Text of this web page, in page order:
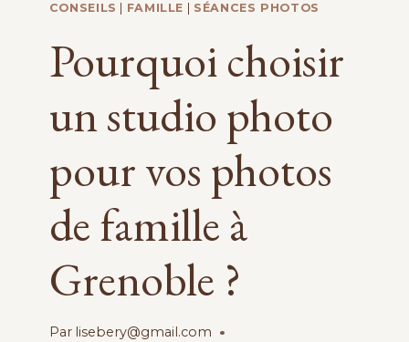
CONSEILS FAMILLE SÉANCES PHOTOS
Pourquoi choisir
un studio photo
pour vos photos
de famille à
Grenoble ?
Par lisebery@gmail.com